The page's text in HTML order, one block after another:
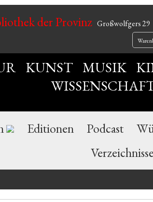
der Provinz Großwolfgers 29
KUNST MUSIK
Editionen Podcast
Verzeichnisse